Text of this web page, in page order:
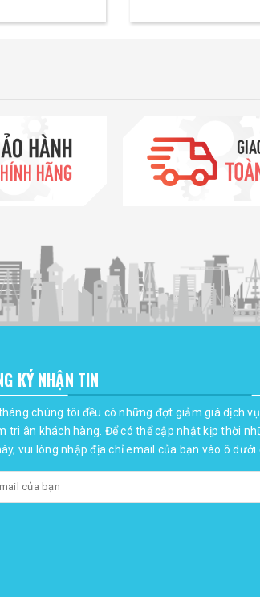
KÝ NHẬN TIN
chúng tôi đều có những đợt giảm giá dịch
tri ân khách hàng. Để có thể cập nhật kịp thời
vui lòng nhập địa chỉ email của bạn vào ô dưới